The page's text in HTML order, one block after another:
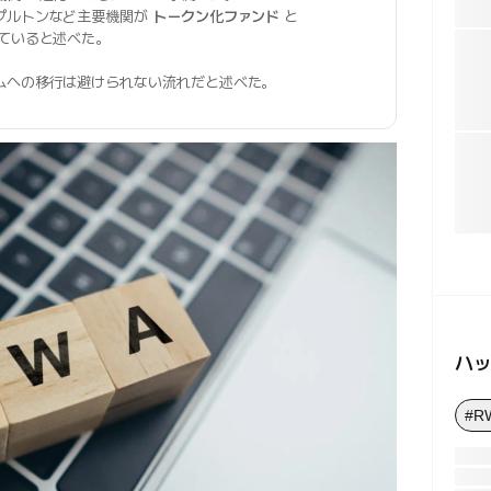
ルトンなど主要機関が トークン化ファンド と
いると述べた。
の移行は避けられない流れだと述べた。
ハ